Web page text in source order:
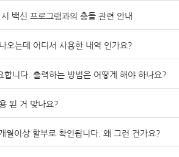
백신 프로그램과의 충돌 관련 안내
오는데 어디서 사용한 내역 인가요?
합니다. 출력하는 방법은 어떻게 해야 하나요?
된 거 맞나요?
월이상 할부로 확인됩니다. 왜 그런 건가요?